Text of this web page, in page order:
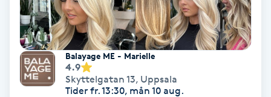
Föning
Gel naglar
Gelenaglar
Balayage ME - Marielle
4.9
Skyttelgatan 13, Uppsala
Tider fr. 13:30, mån 10 aug.